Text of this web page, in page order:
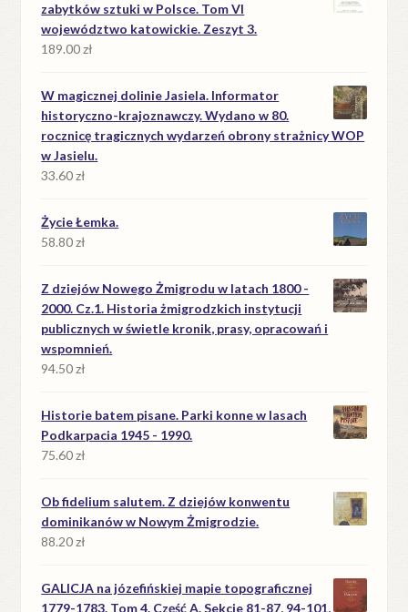
zabytków sztuki w Polsce. Tom VI
województwo katowickie. Zeszyt 3.
189.00zł
W magicznej dolinie Jasiela. Informator
historyczno-krajoznawczy. Wydano w 80.
rocznicę tragicznych wydarzeń obrony strażnicy WOP
w Jasielu.
33.60zł
Życie Łemka.
58.80zł
Z dziejów Nowego Żmigrodu w latach 1800 -
2000. Cz.1. Historia żmigrodzkich instytucji
publicznych w świetle kronik, prasy, opracowań i
wspomnień.
94.50zł
Historie batem pisane. Parki konne w lasach
Podkarpacia 1945 - 1990.
75.60zł
Ob fidelium salutem. Z dziejów konwentu
dominikanów w Nowym Żmigrodzie.
88.20zł
GALICJA na józefińskiej mapie topograficznej
1779-1783. Tom 4. Część A. Sekcje 81-87, 94-101,